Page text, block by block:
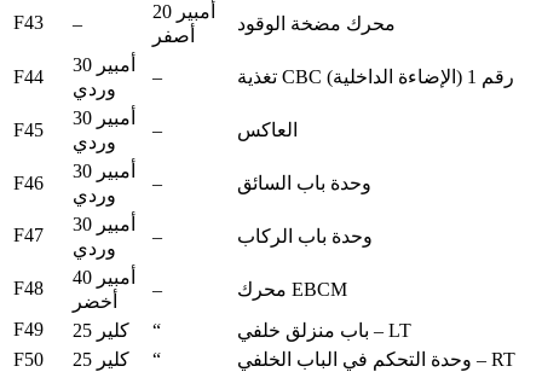
F43
–
20 أمبير
أصفر
محرك مضخة الوقود
F44
30 أمبير
وردي
– تغذية CBC رقم 1 (الإضاءة الداخلية)
F45
30 أمبير
وردي
– العاكس
F46
30 أمبير
وردي
– وحدة باب السائق
F47
30 أمبير
وردي
– وحدة باب الركاب
F48
40 أمبير
أخضر
–
محرك EBCM
F49
25 كلير “
باب منزلق خلفي – LT
F50
25 كلير “
وحدة التحكم في الباب الخلفي – RT